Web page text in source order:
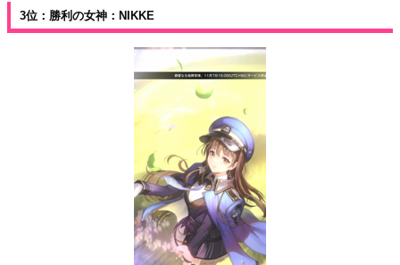
3位：勝利の女神：NIKKE